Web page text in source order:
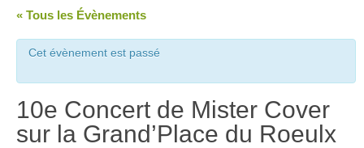
« Tous les Évènements
Cet évènement est passé
10e Concert de Mister Cover
sur la Grand’Place du Roeulx